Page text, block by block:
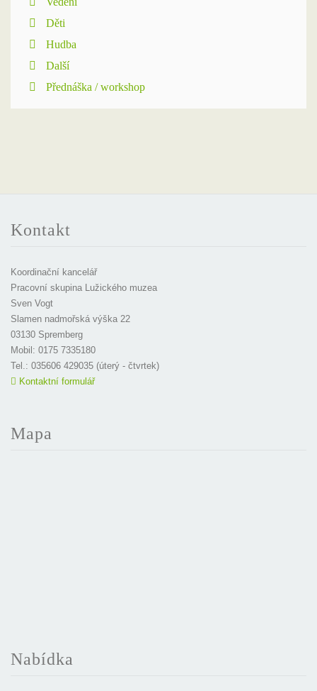
Děti
Hudba
Další
Přednáška / workshop
Kontakt
Koordinační kancelář
Pracovní skupina Lužického muzea
Sven Vogt
Slamen nadmořská výška 22
03130 Spremberg
Mobil: 0175 7335180
Tel.: 035606 429035 (úterý - čtvrtek)
Kontaktní formulář
Mapa
Nabídka